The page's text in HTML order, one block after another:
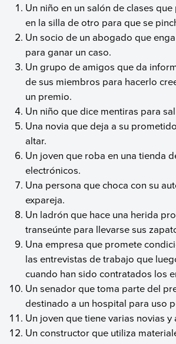
Un niño en un salón de clases
en la silla de otro para que se
Un socio de un abogado que
para ganar un caso.
Un grupo de amigos que da
de sus miembros para hacerlo
un premio.
Un niño que dice mentiras para
Una novia que deja a su
altar.
Un joven que roba en una tienda
electrónicos.
Una persona que choca con su
expareja.
Un ladrón que hace una herida
transeúnte para llevarse sus
Una empresa que promete
las entrevistas de trabajo que
cuando han sido contratados los
Un senador que toma parte del
destinado a un hospital para uso
Un joven que tiene varias novias y
Un constructor que utiliza